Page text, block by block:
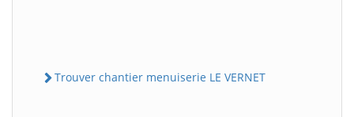
Trouver chantier menuiserie LE VERNET